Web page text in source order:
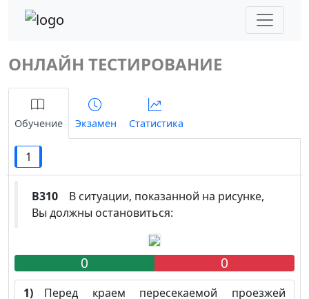
ОНЛАЙН ТЕСТИРОВАНИЕ
Обучение Экзамен Статистика
1
B310 В ситуации, показанной на рисунке,
Вы должны остановиться:
0 0
1) Перед краем пересекаемой проезжей